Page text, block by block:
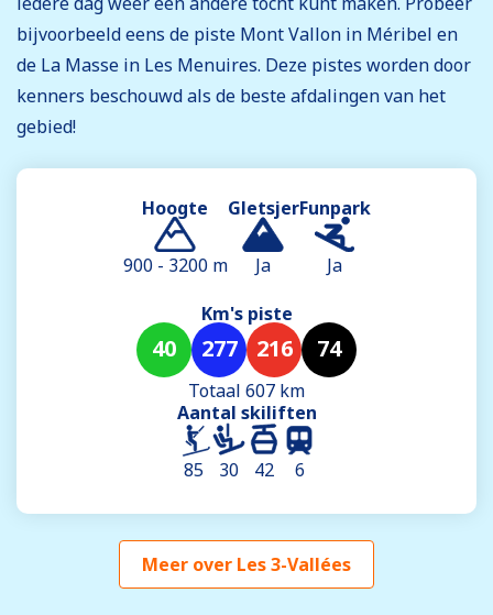
bijvoorbeeld eens de piste Mont Vallon in Méribel en
de La Masse in Les Menuires. Deze pistes worden door
kenners beschouwd als de beste afdalingen van het
gebied!
Hoogte
900 - 3200 m
Gletsjer
Ja
Funpark
Ja
Km's piste
40 277 216 74
Totaal 607 km
Aantal skiliften
85 30 42 6
Meer over Les 3-Vallées